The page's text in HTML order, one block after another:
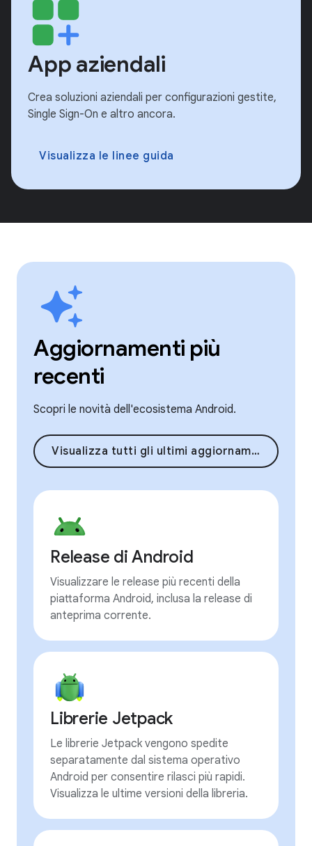
App aziendali
Crea soluzioni aziendali per configurazioni gestite,
Single Sign-On e altro ancora.
Visualizza le linee guida
Aggiornamenti più
recenti
Scopri le novità dell'ecosistema Android.
Visualizza tutti gli ultimi aggiornamenti
Release di Android
Visualizzare le release più recenti della
piattaforma Android, inclusa la release di
anteprima corrente.
Librerie Jetpack
Le librerie Jetpack vengono spedite
separatamente dal sistema operativo
Android per consentire rilasci più rapidi.
Visualizza le ultime versioni della libreria.